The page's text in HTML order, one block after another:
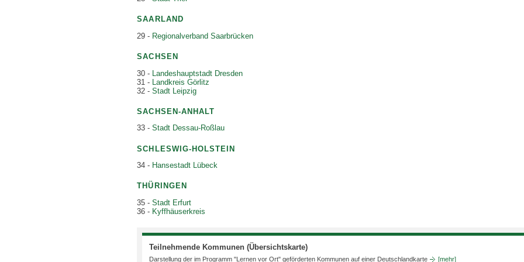
SAARLAND
29 - Regionalverband Saarbrücken
SACHSEN
30 - Landeshauptstadt Dresden
31 - Landkreis Görlitz
32 -Stadt Leipzig
SACHSEN-ANHALT
33 -Stadt Dessau-Roßlau
SCHLESWIG-HOLSTEIN
34 - Hansestadt Lübeck
THÜRINGEN
35 -Stadt Erfurt
36 - Kyffhäuserkreis
Teilnehmende Kommunen (Übersichtskarte)
Darstellung der im Programm "Lernen vor Ort" geförderten Kommunen auf einer Deutschlandkarte [mehr]